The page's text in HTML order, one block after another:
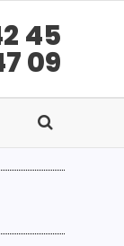
45
09